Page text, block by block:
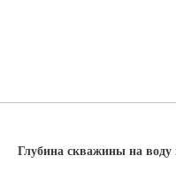
Глубина скважины на воду